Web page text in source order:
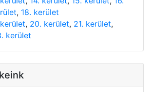
, 18. kerület
, 20. kerület, 21. kerület,
kerület